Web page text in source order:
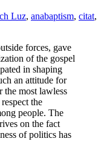
Luz, anabaptism, citat,
forces, gave
of the gospel
in shaping
an attitude for
the most lawless
the
people. The
on the fact
of politics has